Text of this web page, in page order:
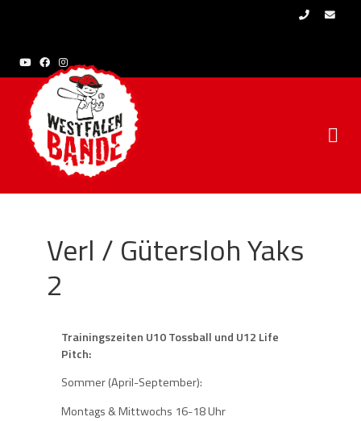
Verl / Gütersloh Yaks
2
Trainingszeiten U10 Tossball und U12 Life
Pitch:
Sommer (April-September):
Montags & Mittwochs 16-18 Uhr